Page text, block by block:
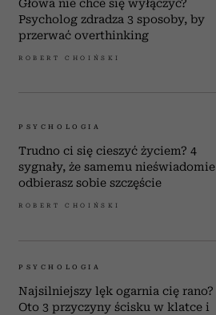
Głowa nie chce się wyłączyć?
Psycholog zdradza 3 sposoby, by
przerwać overthinking
ROBERT CHOIŃSKI
PSYCHOLOGIA
Trudno ci się cieszyć życiem? 4
sygnały, że samemu nieświadomie
odbierasz sobie szczęście
ROBERT CHOIŃSKI
PSYCHOLOGIA
Najsilniejszy lęk ogarnia cię rano?
Oto 3 przyczyny ścisku w klatce i